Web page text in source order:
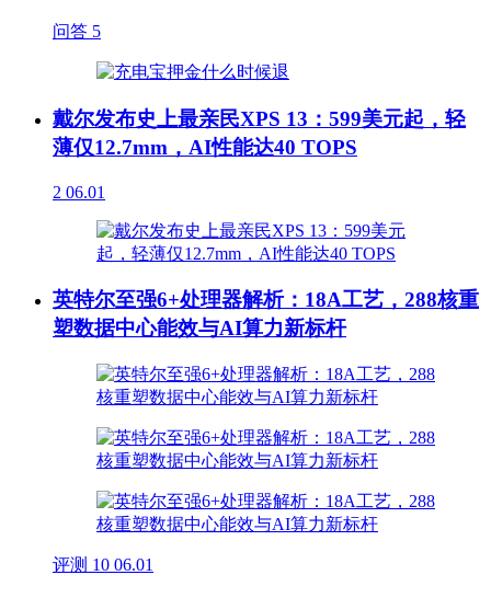
问答 5
戴尔发布史上最亲民XPS 13：599美元起，轻
薄仅12.7mm，AI性能达40 TOPS
2 06.01
英特尔至强6+处理器解析：18A工艺，288核重
塑数据中心能效与AI算力新标杆
评测 10 06.01